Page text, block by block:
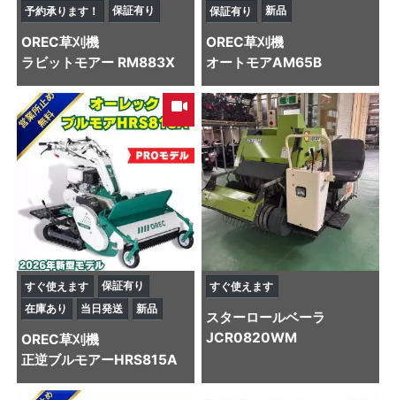
予約承ります！ 保証有り
OREC草刈機
ラビットモアー RM883X
保証有り 新品
OREC草刈機
オートモアAM65B
すぐ使えます
保証有り
在庫あり
当日発送 新品
OREC草刈機
正逆ブルモアーHRS815A
すぐ使えます
スターロールベーラ
JCR0820WM